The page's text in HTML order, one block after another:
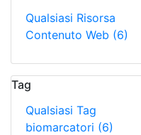
Qualsiasi Risorsa
Contenuto Web (6)
Tag
Qualsiasi Tag
biomarcatori (6)